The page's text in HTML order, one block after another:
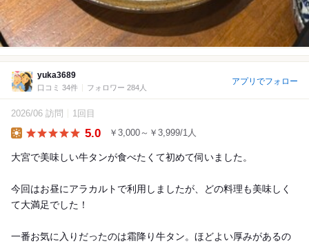
yuka3689
口コミ 34件 フォロワー 284人
アプリでフォロー
2026/06 訪問 1回目
5.0 ￥3,000～￥3,999/1人
大宮で美味しい牛タンが食べたくて初めて伺いました。
今回はお昼にアラカルトで利用しましたが、どの料理も美味しく
て大満足でした！
一番お気に入りだったのは霜降り牛タン。ほどよい厚みがあるの